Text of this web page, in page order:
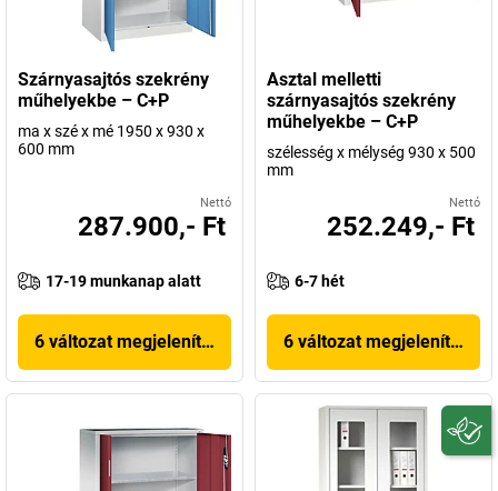
Szárnyasajtós szekrény
műhelyekbe – C+P
ma x szé x mé 1950 x 930 x
600 mm
Nettó
287.900,- Ft
17-19 munkanap alatt
6 változat megjelenítése
Asztal melletti
szárnyasajtós szekrény
műhelyekbe – C+P
szélesség x mélység 930 x 500
mm
Nettó
252.249,- Ft
6-7 hét
6 változat megjelenítése